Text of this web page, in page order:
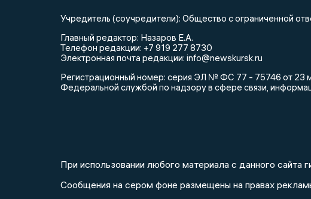
Учредитель (соучредители): Общество с
Главный редактор: Назаров Е.А.
Телефон редакции: +7 919 277 8730
Электронная почта редакции: info@newskursk.ru
Регистрационный номер: серия ЭЛ № ФС 77 - 75746 от 23
Федеральной службой по надзору в сфере связи,
При использовании любого материала с данного сайта
Сообщения на сером фоне размещены на правах